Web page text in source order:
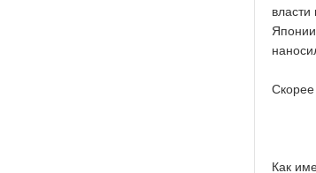
власти
Скорее
Как